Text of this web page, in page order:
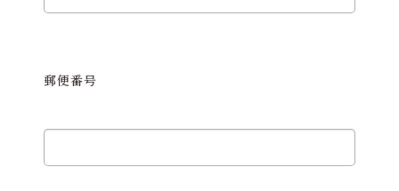
郵便番号